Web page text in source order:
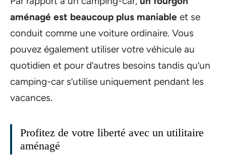
aménagé est beaucoup plus maniable et se
conduit comme une voiture ordinaire. Vous
pouvez également utiliser votre véhicule au
quotidien et pour d’autres besoins tandis qu’un
camping-car s’utilise uniquement pendant les
vacances.
Profitez de votre liberté avec un utilitaire
aménagé